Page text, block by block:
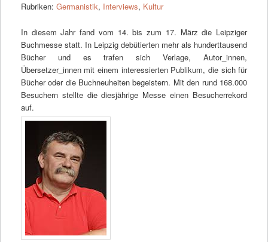
Rubriken: Germanistik, Interviews, Kultur
In diesem Jahr fand vom 14. bis zum 17. März die Leipziger
Buchmesse statt. In Leipzig debütierten mehr als hunderttausend
Bücher und es trafen sich Verlage, Autor_innen,
Übersetzer_innen mit einem interessierten Publikum, die sich für
Bücher oder die Buchneuheiten begeistern. Mit den rund 168.000
Besuchern stellte die diesjährige Messe einen Besucherrekord
auf.